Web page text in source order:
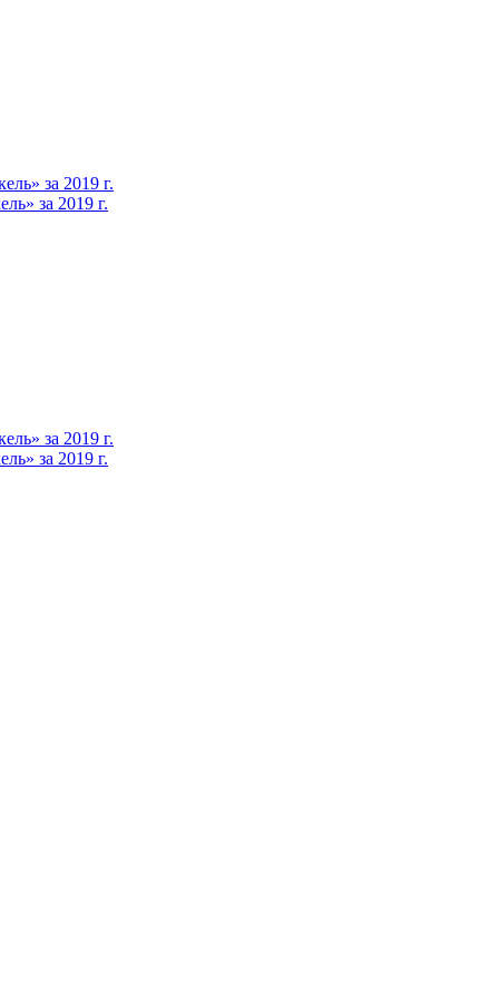
за 2019 г.
за 2019 г.
за 2019 г.
за 2019 г.